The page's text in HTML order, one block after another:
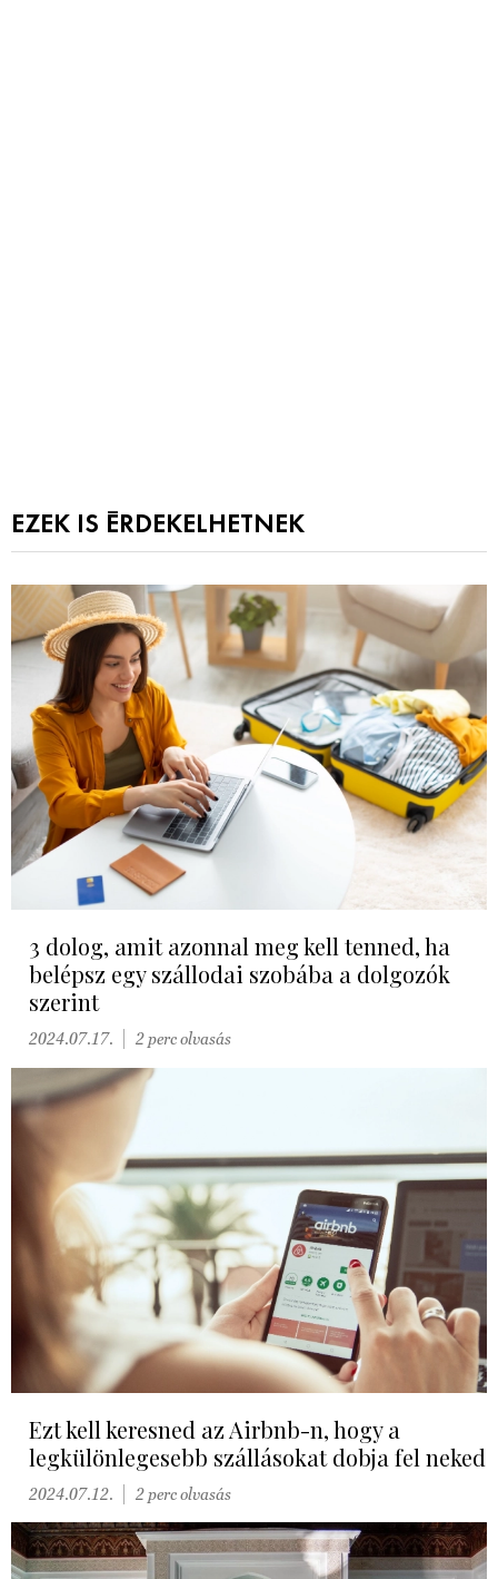
EZEK IS ÉRDEKELHETNEK
3 dolog, amit azonnal meg kell tenned, ha
belépsz egy szállodai szobába a dolgozók
szerint
2024.07.17. 2 perc olvasás
Ezt kell keresned az Airbnb-n, hogy a
legkülönlegesebb szállásokat dobja fel neked
2024.07.12. 2 perc olvasás